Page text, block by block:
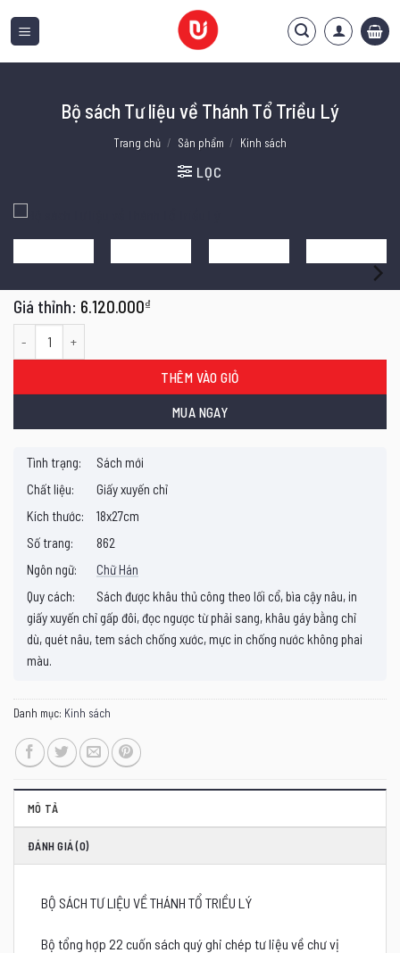
qua
Bộ sách Tư liệu về Thánh Tổ Triều Lý
Trang chủ / Sản phẩm / Kinh sách
LỌC
6.120.000₫
THÊM VÀO GIỎ
MUA NGAY
Tình trạng:
Sách mới
Chất liệu:
Giấy xuyến chỉ
Kích thước:
18x27cm
Số trang:
862
Ngôn ngữ:
Chữ Hán
Quy cách:
Sách được khâu thủ công theo lối cổ, bìa cậy nâu, in
giấy xuyến chỉ gấp đôi, đọc ngược từ phải sang, khâu gáy bằng chỉ
dù, quét nâu, tem sách chống xước, mực in chống nước không phai
màu.
Danh mục: Kinh sách
MÔ TẢ
ĐÁNH GIÁ (0)
BỘ SÁCH TƯ LIỆU VỀ THÁNH TỔ TRIỀU LÝ
Bộ tổng hợp 22 cuốn sách quý ghi chép tư liệu về chư vị